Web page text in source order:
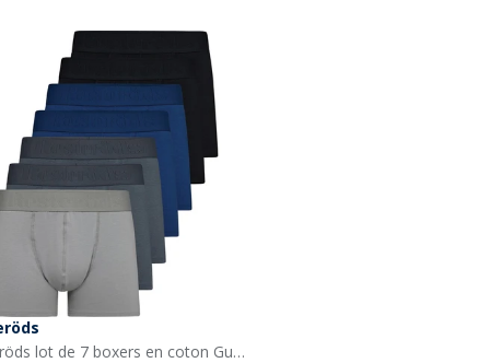
Resteröds lot de 7 boxers en coton Gunnar homme, multicolores